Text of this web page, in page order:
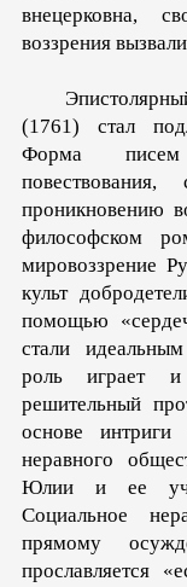
внецерковна,
воззрения
(1761) стал
Форма писем
повествования,
проникновению
философском
мировоззрение
культ
помощью
стали
роль играет
решительный
основе
неравного
Юлии и ее
Социальное
прямому
прославляется